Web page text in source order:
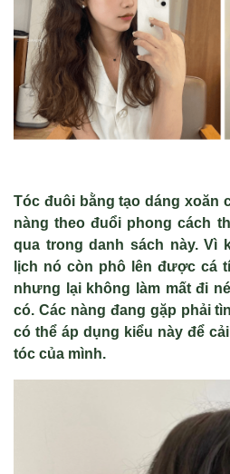
Tóc đuôi bằng tạo dáng xoăn
nàng theo đuổi phong cách
qua trong danh sách này. Vì
lịch nó còn phô lên được cá
nhưng lại không làm mất đi
có. Các nàng đang gặp phải
có thể áp dụng kiểu này để
tóc của mình.